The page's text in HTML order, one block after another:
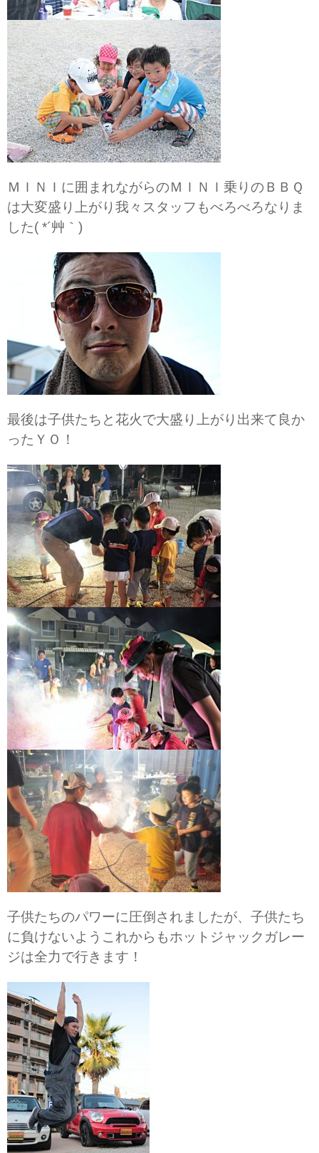
ＭＩＮＩに囲まれながらのＭＩＮＩ乗りのＢＢＱ
は大変盛り上がり我々スタッフもべろべろなりま
した( *´艸｀)
最後は子供たちと花火で大盛り上がり出来て良か
ったＹＯ！
子供たちのパワーに圧倒されましたが、子供たち
に負けないようこれからもホットジャックガレー
ジは全力で行きます！